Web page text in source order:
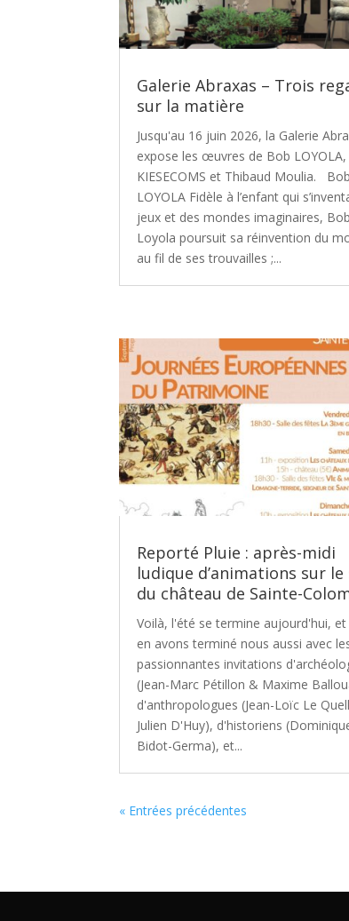
Galerie Abraxas – Trois
sur la matière
Jusqu'au 16 juin 2026, la Galerie
expose les œuvres de Bob LOYOLA,
KIESECOMS et Thibaud Moulia. Bob
LOYOLA Fidèle à l’enfant qui
jeux et des mondes imaginaires, Bob
Loyola poursuit sa réinvention du
au fil de ses trouvailles ;...
Reporté Pluie : après-midi
ludique d’animations sur le
du château de Sainte-
Voilà, l'été se termine aujourd'hui, et
en avons terminé nous aussi avec
passionnantes invitations
(Jean-Marc Pétillon & Maxime
d'anthropologues (Jean-Loïc Le
Julien D'Huy), d'historiens
Bidot-Germa), et...
« Entrées précédentes